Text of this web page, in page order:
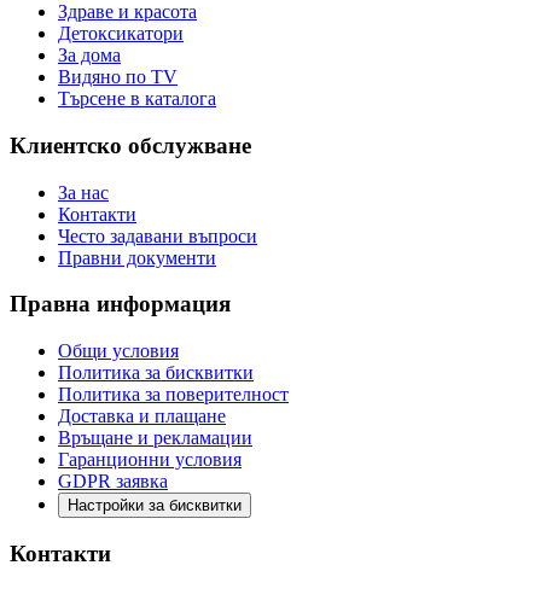
Здраве и красота
Детоксикатори
За дома
Видяно по TV
Търсене в каталога
Клиентско обслужване
За нас
Контакти
Често задавани въпроси
Правни документи
Правна информация
Общи условия
Политика за бисквитки
Политика за поверителност
Доставка и плащане
Връщане и рекламации
Гаранционни условия
GDPR заявка
Настройки за бисквитки
Контакти